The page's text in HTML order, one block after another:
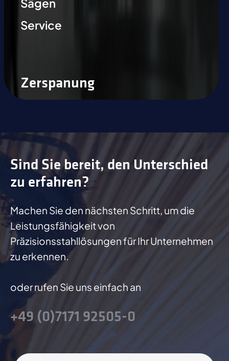
Service
Zerspanung
Sind Sie bereit, den Unterschied
zu erfahren?
Machen Sie den nächsten Schritt, um die
Leistungsfähigkeit von
Präzisionsstahllösungen für Ihr Unternehmen
zu erkennen.
oder rufen Sie uns einfach an
+49 (0)7171 92505-0